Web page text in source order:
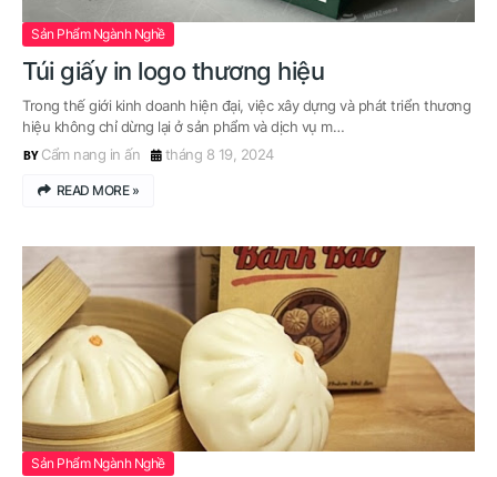
Sản Phẩm Ngành Nghề
Túi giấy in logo thương hiệu
Trong thế giới kinh doanh hiện đại, việc xây dựng và phát triển thương
hiệu không chỉ dừng lại ở sản phẩm và dịch vụ m…
Cẩm nang in ấn
tháng 8 19, 2024
READ MORE »
Sản Phẩm Ngành Nghề